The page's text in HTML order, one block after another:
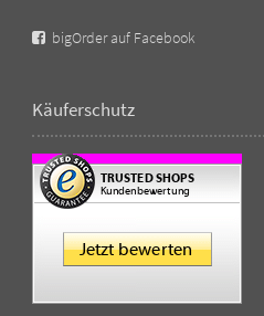
bigOrder auf Facebook
Käuferschutz